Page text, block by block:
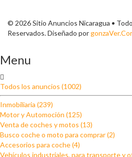
© 2026 Sitio Anuncios Nicaragua •
Reservados. Diseñado por
Menu
Todos los anuncios (1002)
Inmobiliaria (239)
Motor y Automoción (125)
Venta de coches y motos (13)
Busco coche o moto para comprar (2)
Accesorios para coche (4)
Vehículos industriales, para transporte y